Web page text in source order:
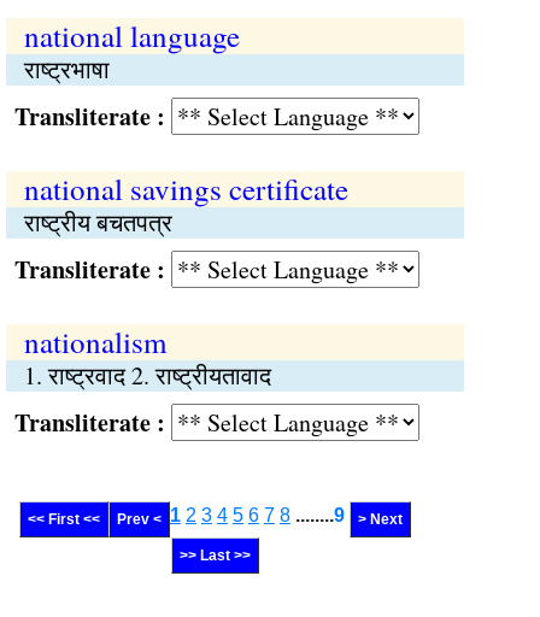
national language
राष्ट्रभाषा
:
national savings certificate
राष्‍ट्रीय बचतपत्र
:
nationalism
1. राष्ट्रवाद 2. राष्‍ट्रीयतावाद
:
<< First << Prev < 1 2 3 4 5 6 7 8 ........9 > Next
>> Last >>